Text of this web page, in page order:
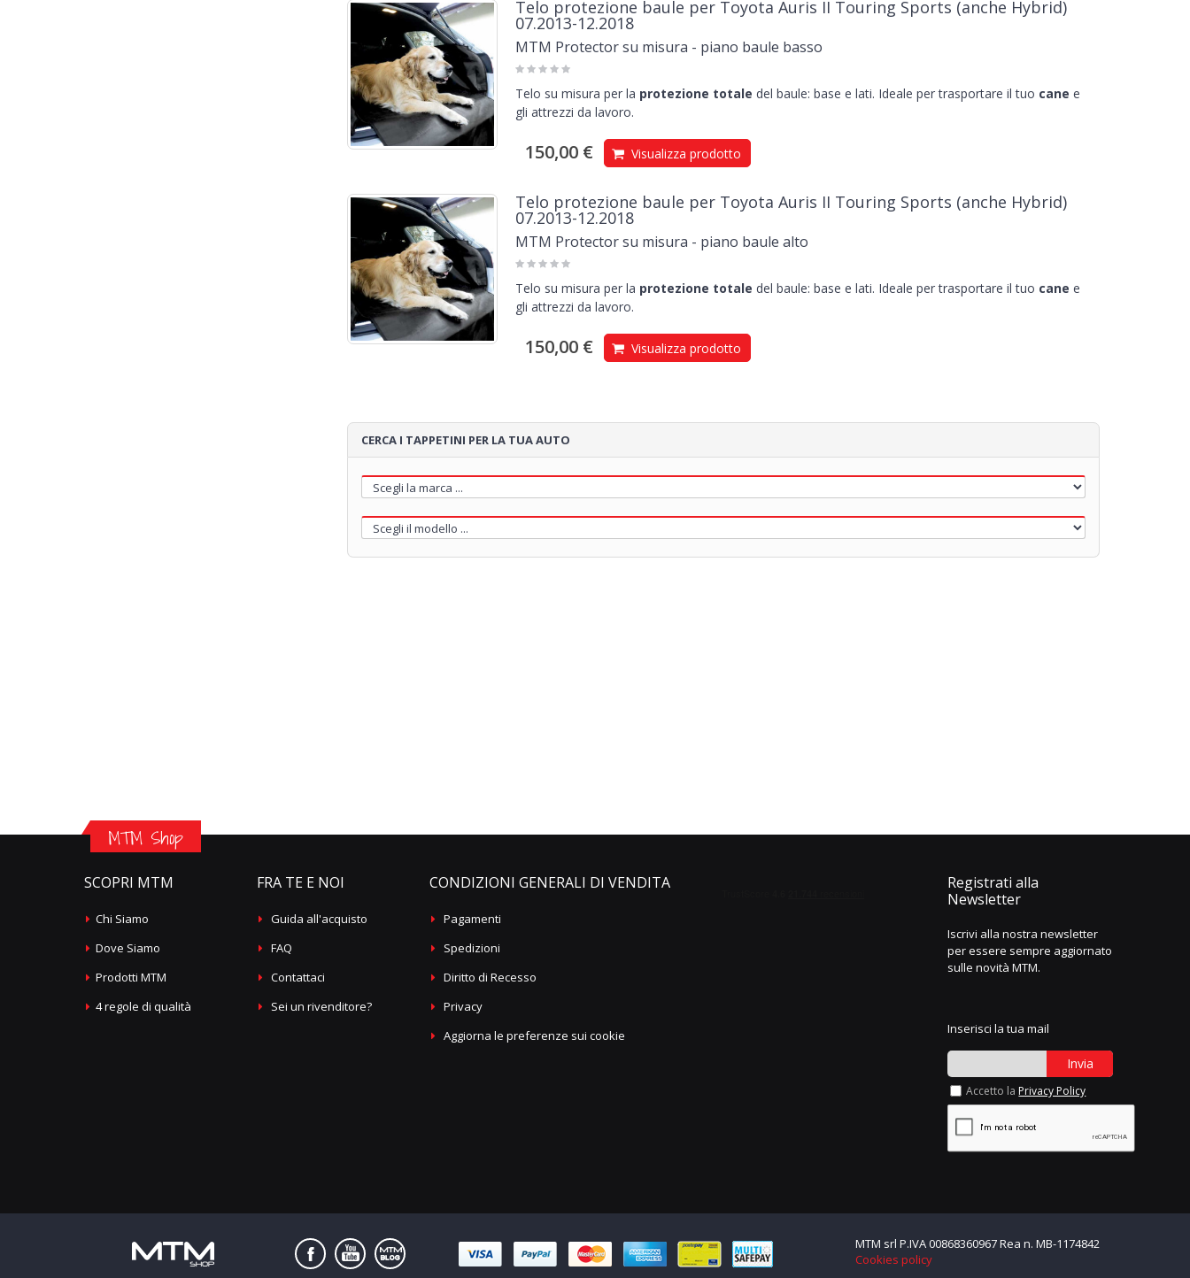
Telo protezione baule per Toyota Auris II Touring Sports (anche Hybrid)
07.2013-12.2018
MTM Protector su misura - piano baule basso
Telo su misura per la protezione totale del baule: base e lati. Ideale per trasportare il tuo cane e
gli attrezzi da lavoro.
150,00 € Visualizza prodotto
Telo protezione baule per Toyota Auris II Touring Sports (anche Hybrid)
07.2013-12.2018
MTM Protector su misura - piano baule alto
Telo su misura per la protezione totale del baule: base e lati. Ideale per trasportare il tuo cane e
gli attrezzi da lavoro.
150,00 € Visualizza prodotto
CERCA I TAPPETINI PER LA TUA AUTO
MTM Shop
SCOPRI MTM
Chi Siamo
Dove Siamo
Prodotti MTM
4 regole di qualità
FRA TE E NOI
Guida all'acquisto
FAQ
Contattaci
Sei un rivenditore?
CONDIZIONI GENERALI DI VENDITA
Pagamenti
Spedizioni
Diritto di Recesso
Privacy
Aggiorna le preferenze sui cookie
Registrati alla
Newsletter
Iscrivi alla nostra newsletter
per essere sempre aggiornato
sulle novità MTM.
Inserisci la tua mail
Invia
Accetto la Privacy Policy
MTM srl P.IVA 00868360967 Rea n. MB-1174842
Cookies policy